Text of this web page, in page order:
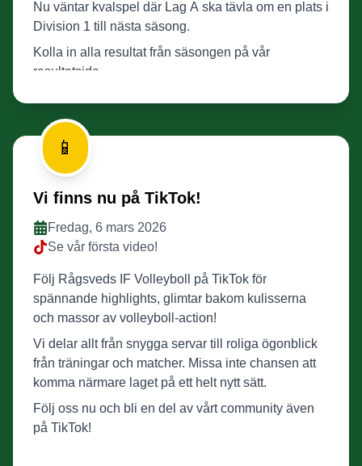
Nu väntar kvalspel där Lag A ska tävla om en plats i
Division 1 till nästa säsong.
Kolla in alla resultat från säsongen på vår
resultatsida.
📱
Vi finns nu på TikTok!
Fredag, 6 mars 2026
Se vår första video!
Följ Rågsveds IF Volleyboll på TikTok för
spännande highlights, glimtar bakom kulisserna
och massor av volleyboll-action!
Vi delar allt från snygga servar till roliga ögonblick
från träningar och matcher. Missa inte chansen att
komma närmare laget på ett helt nytt sätt.
Följ oss nu och bli en del av vårt community även
på TikTok!